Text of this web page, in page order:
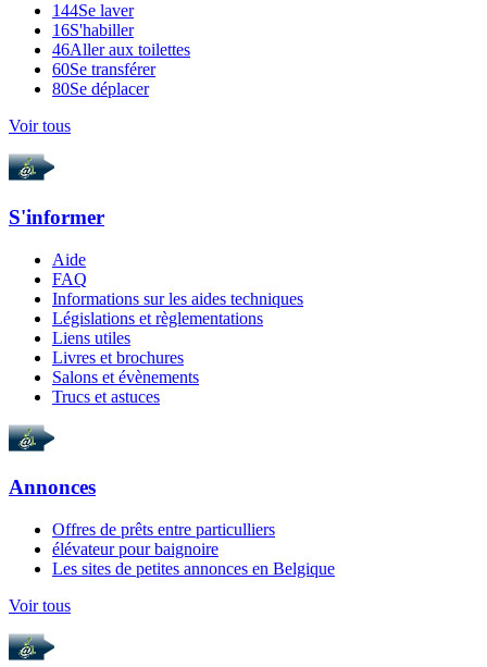
144Se laver
16S'habiller
46Aller aux toilettes
60Se transférer
80Se déplacer
Voir tous
S'informer
Aide
FAQ
Informations sur les aides techniques
Législations et règlementations
Liens utiles
Livres et brochures
Salons et évènements
Trucs et astuces
Annonces
Offres de prêts entre particulliers
élévateur pour baignoire
Les sites de petites annonces en Belgique
Voir tous